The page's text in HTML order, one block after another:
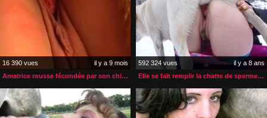
16 390 vues
il y a 9 mois
Amatrice rousse fécondée par son chien
592 324 vues
il y a 8 ans
Elle se fait remplir la chatte de sperme par son chien